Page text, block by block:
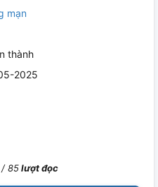
mạn
thành
2025
/85lượt đọc